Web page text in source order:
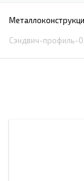
Сэндвич-профиль-